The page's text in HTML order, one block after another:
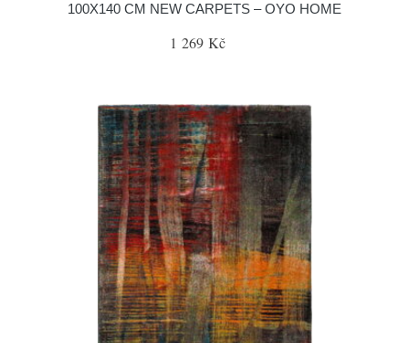
100X140 CM NEW CARPETS – OYO HOME
1 269 Kč